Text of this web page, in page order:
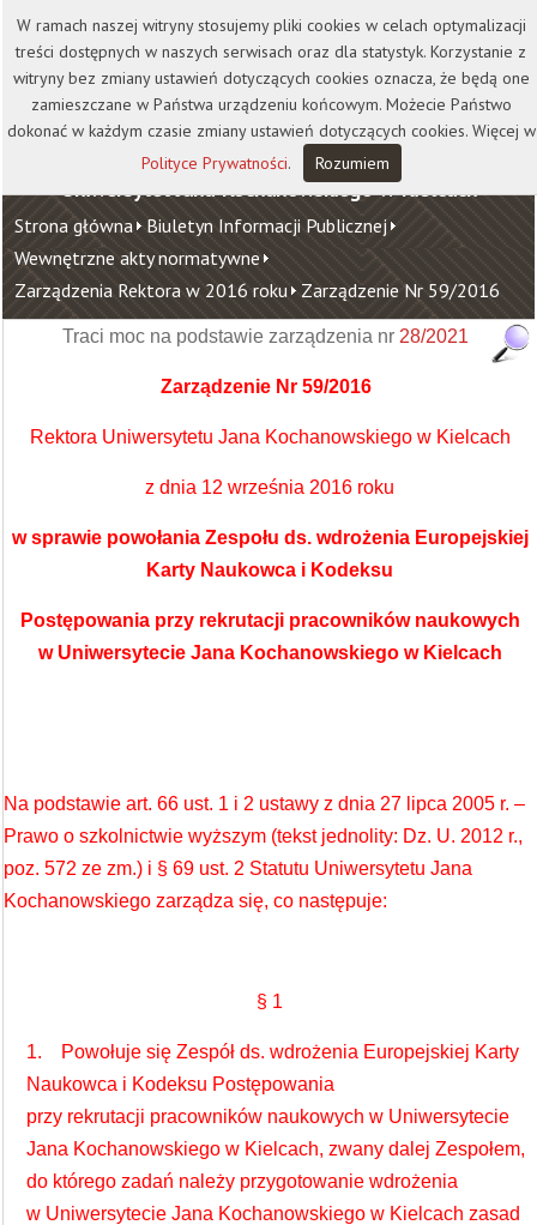
Kontakt Biblioteka
Wydawnictwo
Wirtualna Uczelnia
Uniwersytet Jana Kochanowskiego w Kielcach
Strona główna Biuletyn Informacji Publicznej
Wewnętrzne akty normatywne
Zarządzenia Rektora w 2016 roku Zarządzenie Nr 59/2016
Traci moc na podstawie zarządzenia nr 28/2021
Zarządzenie Nr 59/2016
Rektora Uniwersytetu Jana Kochanowskiego w Kielcach
z dnia 12 września 2016 roku
w sprawie powołania Zespołu ds. wdrożenia Europejskiej
Karty Naukowca i Kodeksu
Postępowania przy rekrutacji pracowników naukowych
w Uniwersytecie Jana Kochanowskiego w Kielcach
Na podstawie art. 66 ust. 1 i 2 ustawy z dnia 27 lipca 2005 r. –
Prawo o szkolnictwie wyższym (tekst jednolity: Dz. U. 2012 r.,
poz. 572 ze zm.) i § 69 ust. 2 Statutu Uniwersytetu Jana
Kochanowskiego zarządza się, co następuje:
§ 1
1. Powołuje się Zespół ds. wdrożenia Europejskiej Karty
Naukowca i Kodeksu Postępowania
przy rekrutacji pracowników naukowych w Uniwersytecie
Jana Kochanowskiego w Kielcach, zwany dalej Zespołem,
do którego zadań należy przygotowanie wdrożenia
w Uniwersytecie Jana Kochanowskiego w Kielcach zasad
W ramach naszej witryny stosujemy pliki cookies w celach optymalizacji
treści dostępnych w naszych serwisach oraz dla statystyk. Korzystanie z
witryny bez zmiany ustawień dotyczących cookies oznacza, że będą one
zamieszczane w Państwa urządzeniu końcowym. Możecie Państwo
dokonać w każdym czasie zmiany ustawień dotyczących cookies. Więcej w
Polityce Prywatności. Rozumiem